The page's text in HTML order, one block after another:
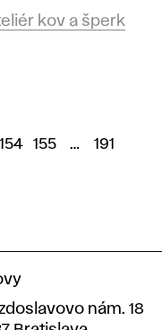
kov a šperk
154 155 … 191
nám. 18